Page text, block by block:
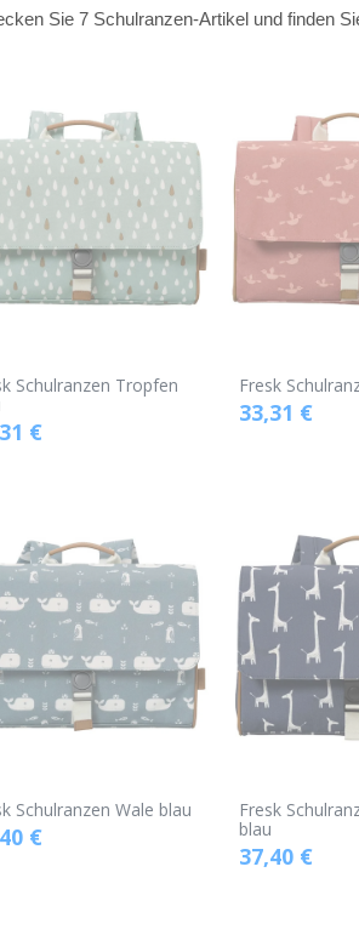
Sie 7 Schulranzen-Artikel und finden
Schulranzen Tropfen
€
Fresk
33,31 €
Schulranzen Wale blau
€
Fresk
blau
37,40€